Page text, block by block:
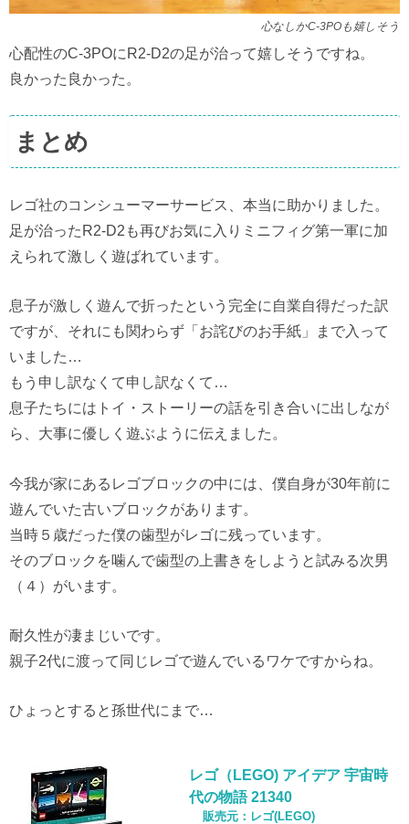
心なしかC-3POも嬉しそう
心配性のC-3POにR2-D2の足が治って嬉しそうですね。
良かった良かった。
まとめ
レゴ社のコンシューマーサービス、本当に助かりました。
足が治ったR2-D2も再びお気に入りミニフィグ第一軍に加
えられて激しく遊ばれています。
息子が激しく遊んで折ったという完全に自業自得だった訳
ですが、それにも関わらず「お詫びのお手紙」まで入って
いました…
もう申し訳なくて申し訳なくて…
息子たちにはトイ・ストーリーの話を引き合いに出しなが
ら、大事に優しく遊ぶように伝えました。
今我が家にあるレゴブロックの中には、僕自身が30年前に
遊んでいた古いブロックがあります。
当時５歳だった僕の歯型がレゴに残っています。
そのブロックを噛んで歯型の上書きをしようと試みる次男
（４）がいます。
耐久性が凄まじいです。
親子2代に渡って同じレゴで遊んでいるワケですからね。
ひょっとすると孫世代にまで…
レゴ（LEGO) アイデア 宇宙時
代の物語 21340
レゴ(LEGO)